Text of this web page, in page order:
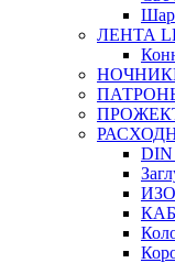
Шар
ЛЕНТА
DIN